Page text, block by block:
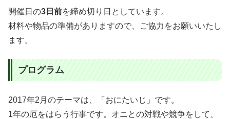
開催日の3日前を締め切り日としています。
材料や物品の準備がありますので、ご協力をお願いいたし
ます。
プログラム
2017年2月のテーマは、「おにたいじ」です。
1年の厄をはらう行事です。オニとの対戦や競争をして、